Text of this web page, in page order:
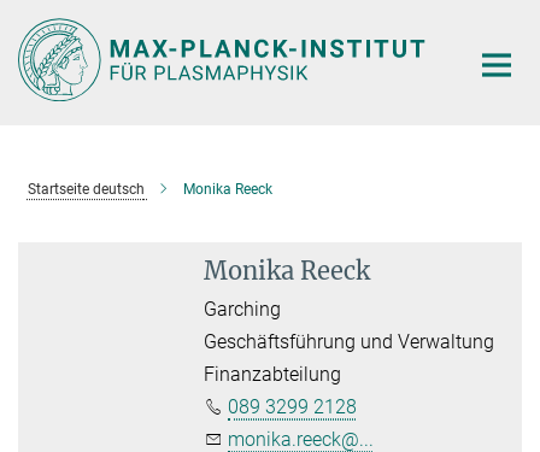
Hauptinhalt
Startseite deutsch Monika Reeck
Monika Reeck
Garching
Geschäftsführung und Verwaltung
Finanzabteilung
089 3299 2128
monika.reeck@...